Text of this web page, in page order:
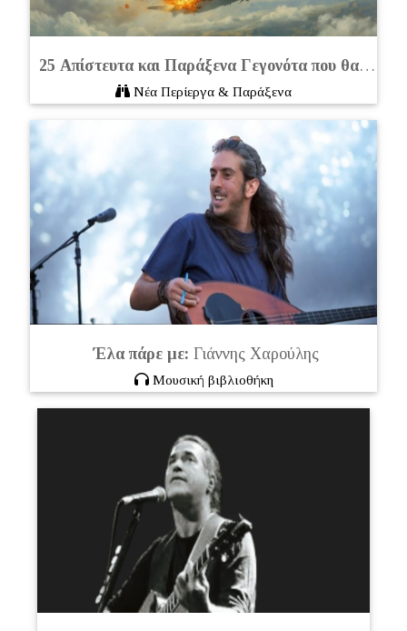
25 Απίστευτα και Παράξενα Γεγονότα που θα σας εντυπωσιάσουν
Νέα Περίεργα & Παράξενα
Έλα πάρε με: Γιάννης Χαρούλης
Μουσική βιβλιοθήκη